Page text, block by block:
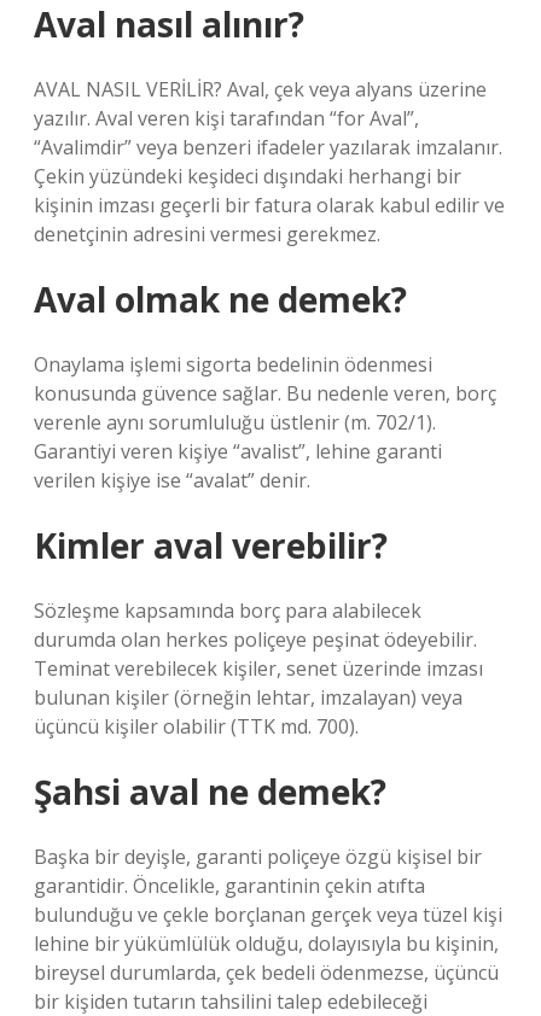
Aval nasıl alınır?
AVAL NASIL VERİLİR? Aval, çek veya alyans üzerine
yazılır. Aval veren kişi tarafından “for Aval”,
“Avalimdir” veya benzeri ifadeler yazılarak imzalanır.
Çekin yüzündeki keşideci dışındaki herhangi bir
kişinin imzası geçerli bir fatura olarak kabul edilir ve
denetçinin adresini vermesi gerekmez.
Aval olmak ne demek?
Onaylama işlemi sigorta bedelinin ödenmesi
konusunda güvence sağlar. Bu nedenle veren, borç
verenle aynı sorumluluğu üstlenir (m. 702/1).
Garantiyi veren kişiye “avalist”, lehine garanti
verilen kişiye ise “avalat” denir.
Kimler aval verebilir?
Sözleşme kapsamında borç para alabilecek
durumda olan herkes poliçeye peşinat ödeyebilir.
Teminat verebilecek kişiler, senet üzerinde imzası
bulunan kişiler (örneğin lehtar, imzalayan) veya
üçüncü kişiler olabilir (TTK md. 700).
Şahsi aval ne demek?
Başka bir deyişle, garanti poliçeye özgü kişisel bir
garantidir. Öncelikle, garantinin çekin atıfta
bulunduğu ve çekle borçlanan gerçek veya tüzel kişi
lehine bir yükümlülük olduğu, dolayısıyla bu kişinin,
bireysel durumlarda, çek bedeli ödenmezse, üçüncü
bir kişiden tutarın tahsilini talep edebileceği